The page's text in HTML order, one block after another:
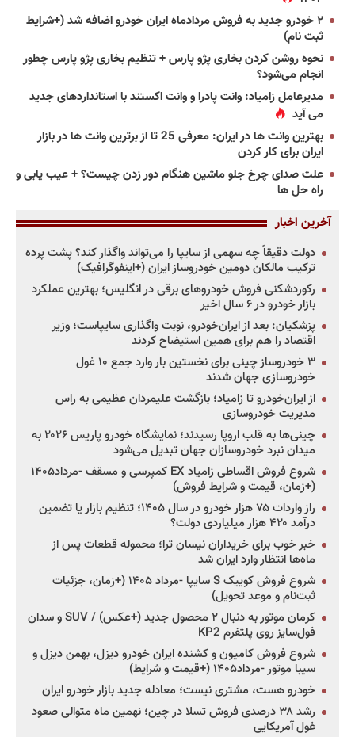
۲ خودرو جدید به فروش مردادماه ایران خودرو اضافه شد (+شرایط
ثبت نام)
نحوه روشن کردن بخاری پژو پارس + تنظیم بخاری پژو پارس چطور
انجام می‌شود؟
مدیرعامل زامیاد: وانت پادرا و وانت اکستند با استانداردهای جدید
می آید
بهترین وانت ها در ایران: معرفی 25 تا از برترین وانت ها در بازار
ایران برای کار کردن
علت صدای چرخ جلو ماشین هنگام دور زدن چیست؟ + عیب یابی و
راه حل ها
آخرین اخبار
دولت دقیقاً چه سهمی از سایپا را می‌تواند واگذار کند؟ پشت پرده
ترکیب مالکان دومین خودروساز ایران (+اینفوگرافیک)
رکوردشکنی فروش خودروهای برقی در انگلیس؛ بهترین عملکرد
بازار خودرو در ۶ سال اخیر
پزشکیان: بعد از ایران‌خودرو، نوبت واگذاری سایپاست؛ وزیر
اقتصاد را هم برای همین استیضاح کردند
۳ خودروساز چینی برای نخستین بار وارد جمع ۱۰ غول
خودروسازی جهان شدند
از ایران‌خودرو تا زامیاد؛ بازگشت علیمردان عظیمی به راس
مدیریت خودروسازی
چینی‌ها به قلب اروپا رسیدند؛ نمایشگاه خودرو پاریس ۲۰۲۶ به
میدان نبرد خودروسازان جهان تبدیل می‌شود
شروع فروش اقساطی زامیاد EX کمپرسی و مسقف -مرداد۱۴۰۵
(+زمان، قیمت و شرایط فروش)
راز واردات ۷۵ هزار خودرو در سال ۱۴۰۵؛ تنظیم بازار یا تضمین
درآمد ۴۲۰ هزار میلیاردی دولت؟
خبر خوب برای خریداران نیسان ترا؛ محموله قطعات پس از
ماه‌ها انتظار وارد ایران شد
شروع فروش کوییک S سایپا -مرداد ۱۴۰۵ (+زمان، جزئیات
ثبت‌نام و موعد تحویل)
کرمان موتور به دنبال ۲ محصول جدید (+عکس) / SUV و سدان
فول‌سایز روی پلتفرم KP2
شروع فروش کامیون و کشنده ایران خودرو دیزل، بهمن دیزل و
سیبا موتور -مرداد۱۴۰۵ (+قیمت و شرایط)
خودرو هست، مشتری نیست؛ معادله جدید بازار خودرو ایران
رشد ۳۸ درصدی فروش تسلا در چین؛ نهمین ماه متوالی صعود
غول آمریکایی